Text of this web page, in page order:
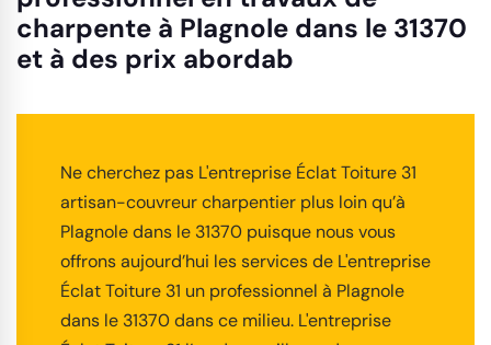
charpente à Plagnole dans le 31370
et à des prix abordab
Ne cherchez pas L'entreprise Éclat Toiture 31
artisan-couvreur charpentier plus loin qu’à
Plagnole dans le 31370 puisque nous vous
offrons aujourd’hui les services de L'entreprise
Éclat Toiture 31 un professionnel à Plagnole
dans le 31370 dans ce milieu. L'entreprise